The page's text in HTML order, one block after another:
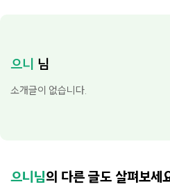
으니 님
소개글이 없습니다.
으니님의 다른 글도 살펴보세